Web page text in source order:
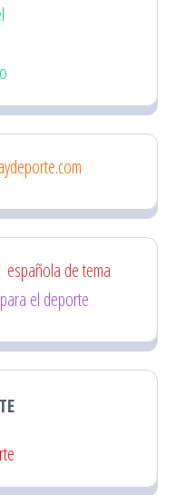
española de tema
el deporte